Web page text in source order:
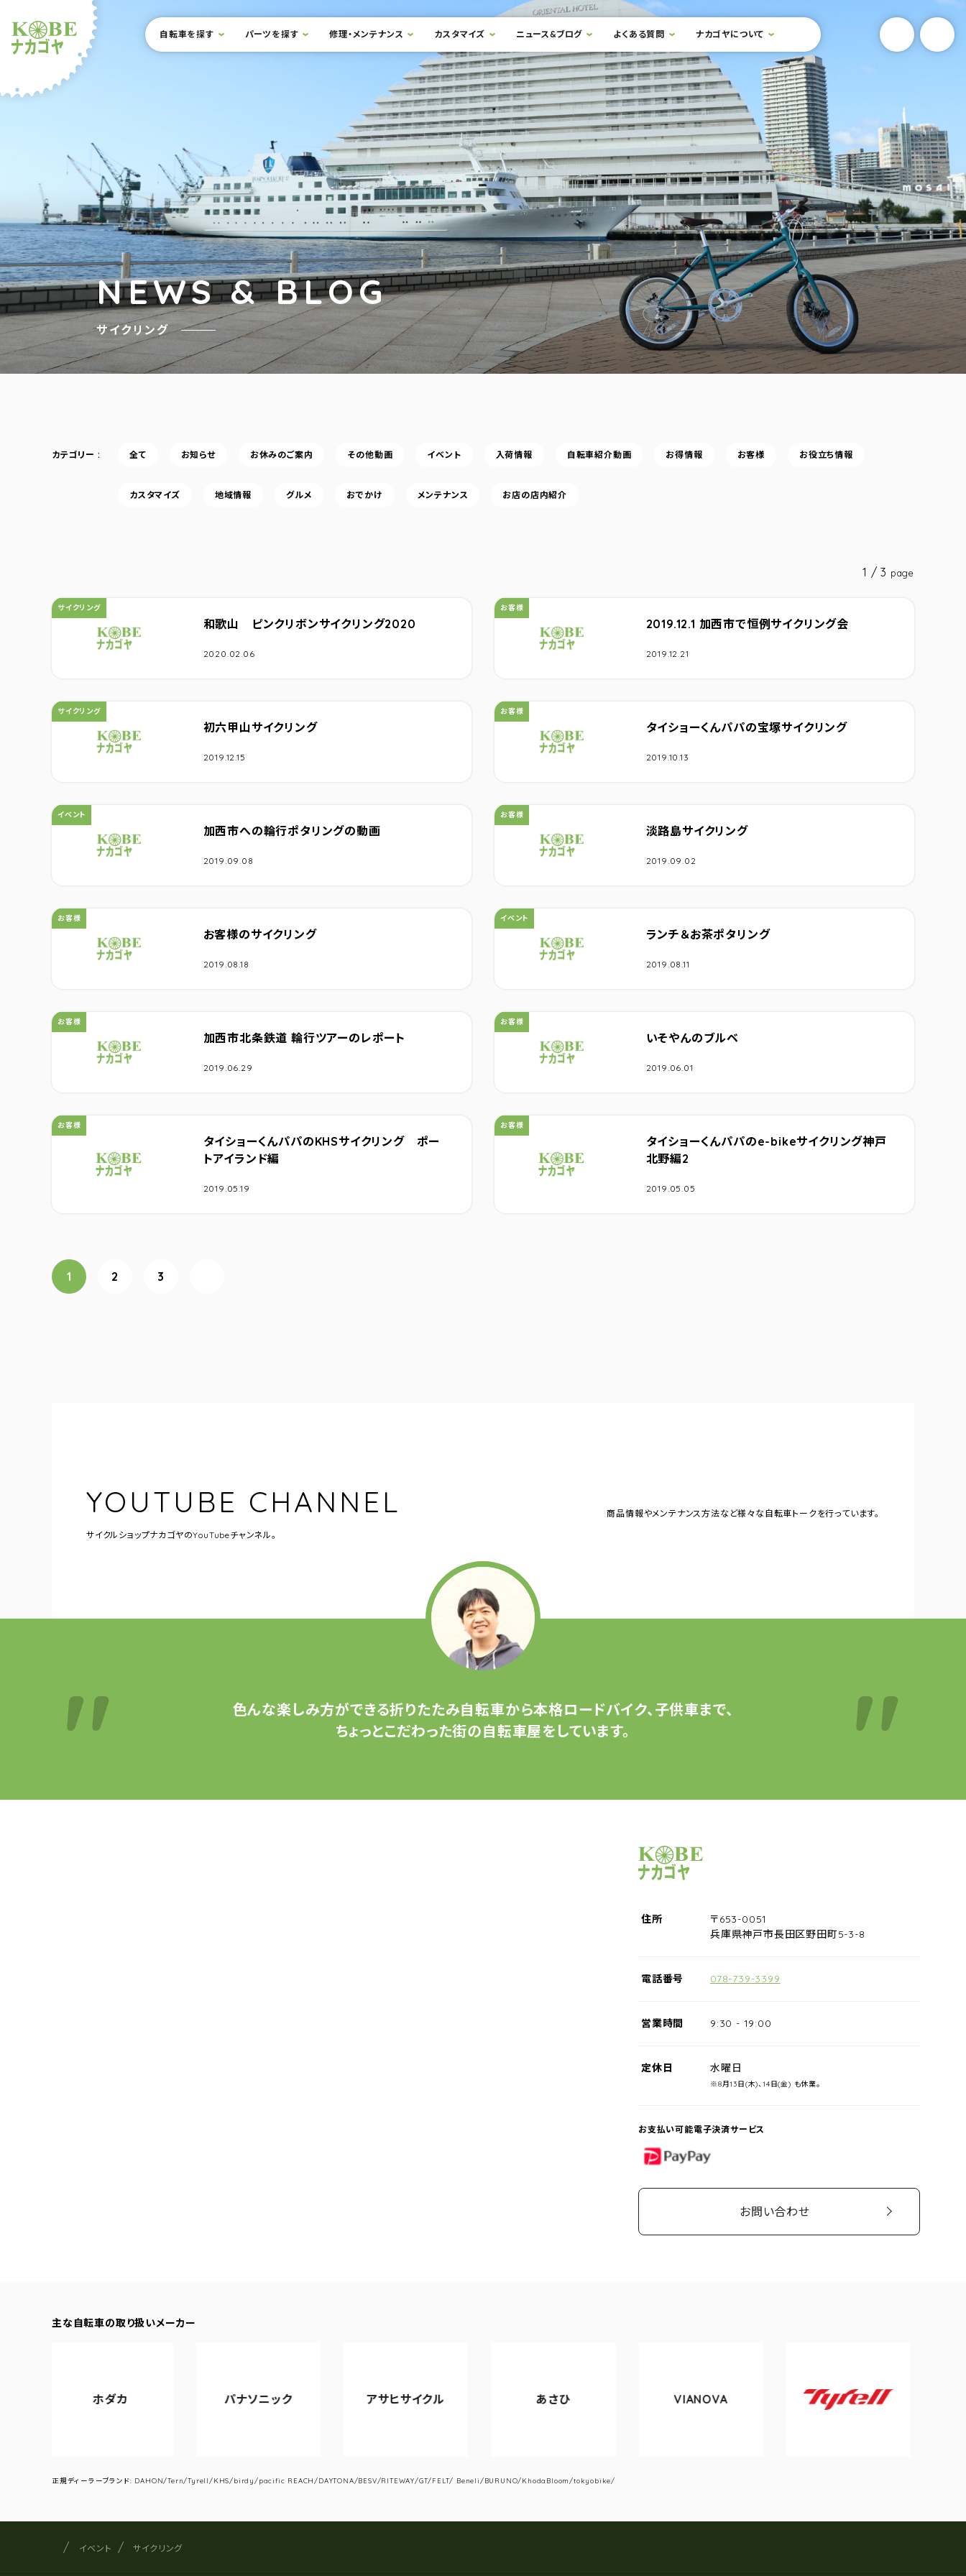
サイト内メニュー
本文までスキップ
自転車を探す パーツを探す 修理・メンテナンス カスタマイズ ニュース&ブログ よくある質問 ナカゴヤについて 検索フォームを開閉する YouTube
NEWS & BLOG
サイクリング
カテゴリー 全て お知らせ お休みのご案内 その他動画 イベント 入荷情報 自転車紹介動画 お得情報 お客様 お役立ち情報
カスタマイズ 地域情報 グルメ おでかけ メンテナンス お店の店内紹介
1 / 3 page
和歌山 ピンクリボンサイクリング2020
カテゴリ：
サイクリング
2020.02.06
2019.12.1 加西市で恒例サイクリング会
カテゴリ：
お客様
2019.12.21
初六甲山サイクリング
カテゴリ：
サイクリング
2019.12.15
タイショーくんパパの宝塚サイクリング
カテゴリ：
お客様
2019.10.13
加西市への輪行ポタリングの動画
カテゴリ：
イベント
2019.09.08
淡路島サイクリング
カテゴリ：
お客様
2019.09.02
お客様のサイクリング
カテゴリ：
お客様
2019.08.18
ランチ＆お茶ポタリング
カテゴリ：
イベント
2019.08.11
加西市北条鉄道 輪行ツアーのレポート
カテゴリ：
お客様
2019.06.29
いそやんのブルベ
カテゴリ：
お客様
2019.06.01
タイショーくんパパのKHSサイクリング ポー
トアイランド編
カテゴリ：
お客様
2019.05.19
タイショーくんパパのe-bikeサイクリング神戸
北野編2
カテゴリ：
お客様
2019.05.05
投稿ナビゲーション
1 2 3
YOUTUBE CHANNEL
サイクルショップナカゴヤのYouTubeチャンネル。
商品情報やメンテナンス方法など様々な自転車トークを行っています。
色んな楽しみ方ができる折りたたみ自転車から本格ロードバイク、子供車まで、
ちょっとこだわった街の自転車屋をしています。
サイクルショップナカゴヤ
住所
〒653-0051
兵庫県神戸市長田区野田町5-3-8
電話番号 078-739-3399
営業時間 9:30 - 19:00
定休日 水曜日
※8月13日(木)、14日(金) も休業。
お支払い可能電子決済サービス
PayPay
お問い合わせ
主な自転車の取り扱いメーカー
パナソニック アサヒサイクル
Tyrell
正規ディーラーブランド: DAHON/Tern/Tyrell/KHS/birdy/pacific REACH/DAYTONA/BESV/RITEWAY/GT/FELT/ Beneli/BURUNO/KhodaBloom/tokyobike/
サイト内の現在地
サイクルショップナカゴヤ
イベント サイクリング